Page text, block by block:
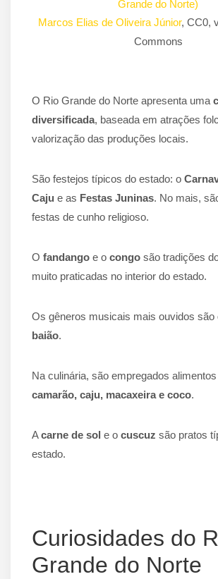
Marcos Elias de Oliveira Júnior, CC0,
Commons
O Rio Grande do Norte apresenta uma
diversificada, baseada em atrações
valorização das produções locais.
São festejos típicos do estado: o
Caju e as Festas Juninas. No mais,
festas de cunho religioso.
O fandango e o congo são tradições
muito praticadas no interior do estado.
Os gêneros musicais mais ouvidos são
baião.
Na culinária, são empregados
camarão, caju, macaxeira e coco.
Acarne de sol e o cuscuz são pratos
estado.
Curiosidades do
Grande do Norte